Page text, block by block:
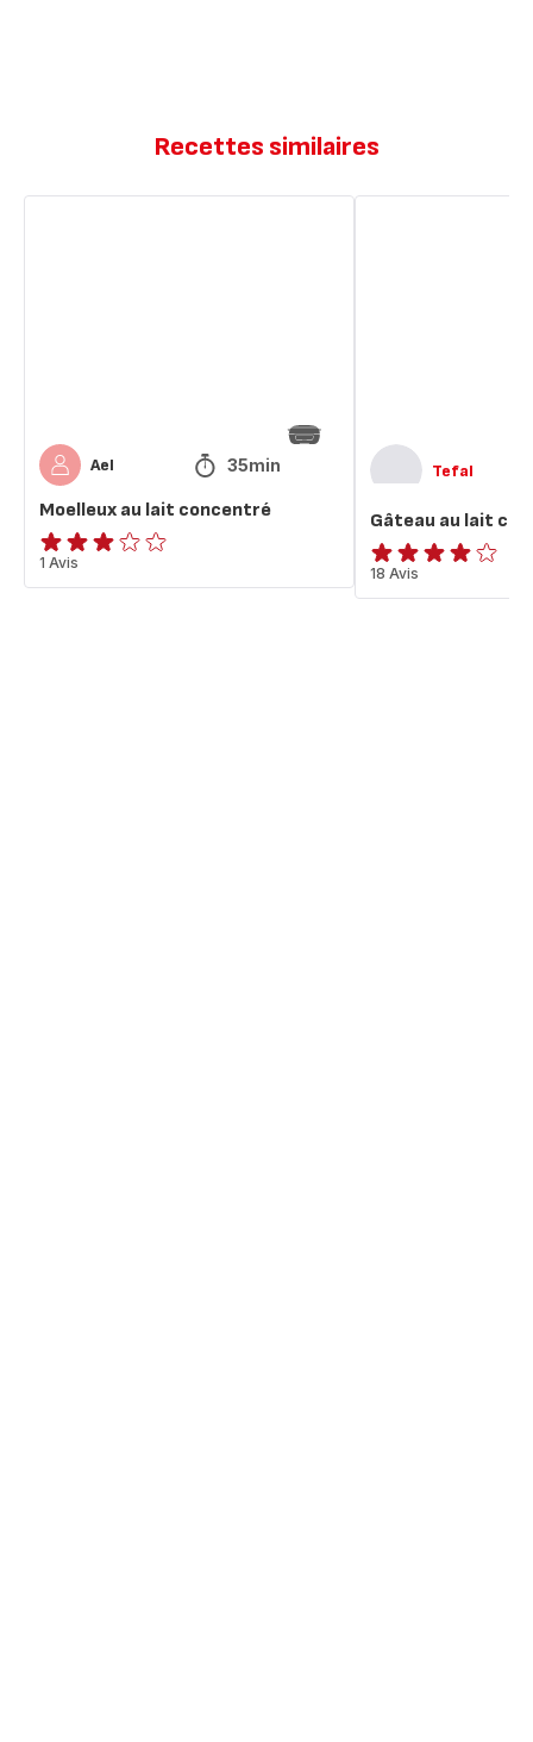
Recettes similaires
Ael 35min
Moelleux au lait concentré
Avis
3
1 Avis
Tefal
Gâteau au lait
Avis
4
18 Avis